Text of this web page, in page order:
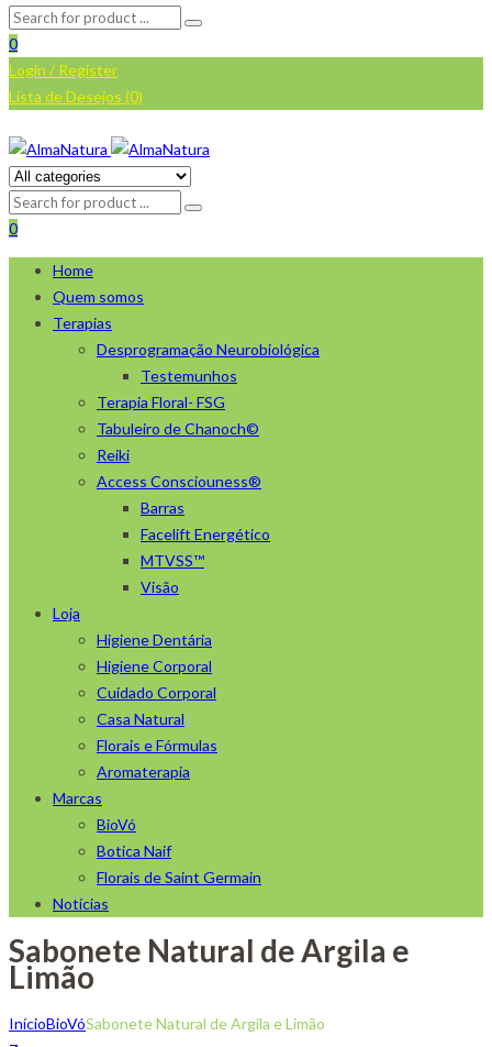
0
Login / Register
Lista de Desejos (0)
0
Home
Quem somos
Terapias
Desprogramação Neurobiológica
Testemunhos
Terapia Floral- FSG
Tabuleiro de Chanoch©
Reiki
Access Consciouness®
Barras
Facelift Energético
MTVSS™
Visão
Loja
Higiene Dentária
Higiene Corporal
Cuidado Corporal
Casa Natural
Florais e Fórmulas
Aromaterapia
Marcas
BioVó
Botica Naif
Florais de Saint Germain
Notícias
Sabonete Natural de Argila e
Limão
InícioBioVóSabonete Natural de Argila e Limão